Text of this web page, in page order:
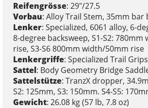
Reifengrösse: 29"/27.5
Vorbau: Alloy Trail Stem, 35mm bar
Lenker: Specialized, 6061 alloy, 6-
8-degree backsweep, S1-S2:
rise, S3-S6 800mm width/50mm rise
Lenkergriffe: Specialized Trail Grips
Sattel: Body Geometry Bridge
Sattelstütze: TranzX dropper,
S2: 125mm, S3: 150mm. S4-S5:
Gewicht: 26.08 kg (57 lb, 7.8 oz)